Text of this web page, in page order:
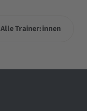
Alle Trainer:innen